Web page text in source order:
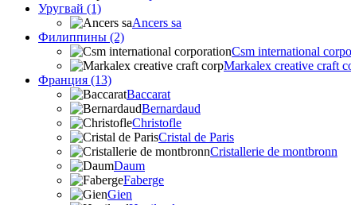
Уругвай (1)
Ancers sa
Филиппины (2)
Csm international
Markalex creative craft
Франция (13)
Baccarat
Bernardaud
Christofle
Cristal de Paris
Cristallerie de montbronn
Daum
Faberge
Gien